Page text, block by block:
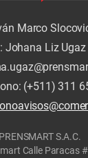
Marco
Johana Liz
(+511) 311
PRENSMART S.A.C.
Calle Paracas